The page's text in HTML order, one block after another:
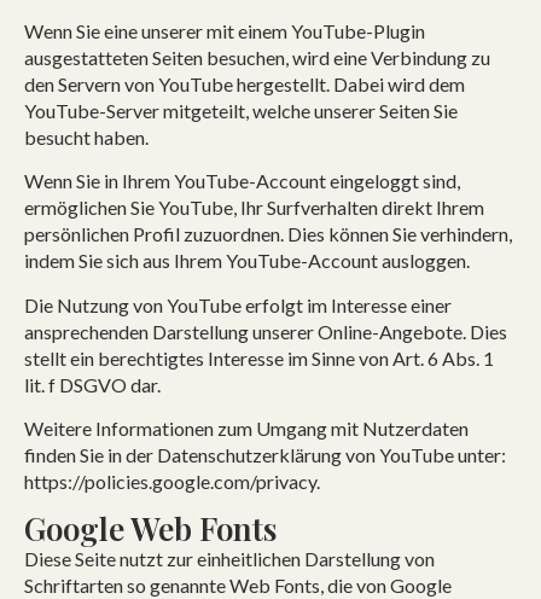
Wenn Sie eine unserer mit einem YouTube-Plugin
ausgestatteten Seiten besuchen, wird eine Verbindung zu
den Servern von YouTube hergestellt. Dabei wird dem
YouTube-Server mitgeteilt, welche unserer Seiten Sie
besucht haben.
Wenn Sie in Ihrem YouTube-Account eingeloggt sind,
ermöglichen Sie YouTube, Ihr Surfverhalten direkt Ihrem
persönlichen Profil zuzuordnen. Dies können Sie verhindern,
indem Sie sich aus Ihrem YouTube-Account ausloggen.
Die Nutzung von YouTube erfolgt im Interesse einer
ansprechenden Darstellung unserer Online-Angebote. Dies
stellt ein berechtigtes Interesse im Sinne von Art. 6 Abs. 1
lit. f DSGVO dar.
Weitere Informationen zum Umgang mit Nutzerdaten
finden Sie in der Datenschutzerklärung von YouTube unter:
https://policies.google.com/privacy.
Google Web Fonts
Diese Seite nutzt zur einheitlichen Darstellung von
Schriftarten so genannte Web Fonts, die von Google